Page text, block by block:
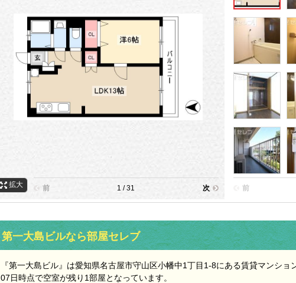
拡大 前 1 / 31 次 前
第一大島ビルなら部屋セレブ
『第一大島ビル』は愛知県名古屋市守山区小幡中1丁目1-8にある賃貸マンショ
07日時点で空室が残り1部屋となっています。